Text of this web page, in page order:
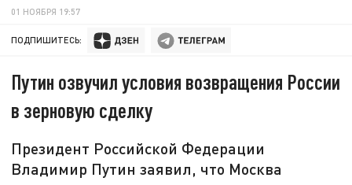
01 НОЯБРЯ 19:57
ПОДПИШИТЕСЬ:
Путин озвучил условия возвращения России
в зерновую сделку
Президент Российской Федерации
Владимир Путин заявил, что Москва